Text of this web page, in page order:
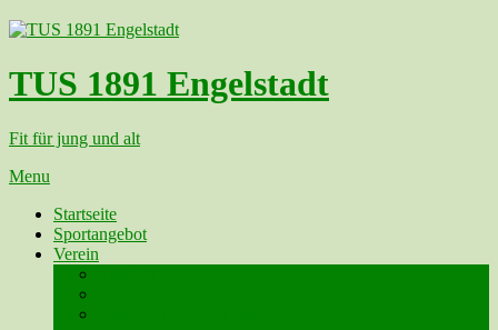
TUS 1891 Engelstadt
Fit für jung und alt
Menu
Startseite
Sportangebot
Verein